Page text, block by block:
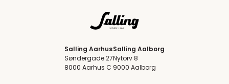
Salling Aarhus
Søndergade 27
8000 Aarhus C
Salling Aalborg
Nytorv 8
9000 Aalborg